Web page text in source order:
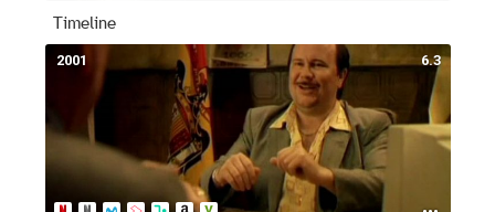
Timeline
6.3
2001